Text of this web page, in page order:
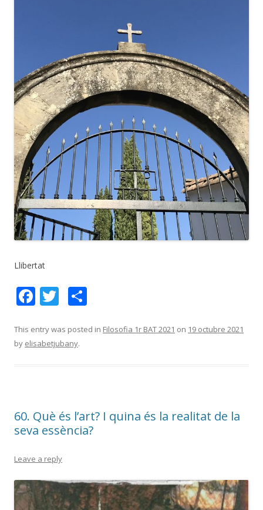
Llibertat
F
e
b
k
T
itt
er
m
ix
This entry was posted in Filosofia 1r BAT 2021 on 19 octubre 2021
by elisabetjubany.
60. Què és l’art? I quina és la realitat de la
seva essència?
Leave a reply